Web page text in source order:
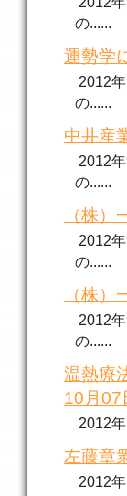
の......
運勢学
2012
の......
中井産
2012
の......
（株
2012
の......
（株
2012
の......
温熱療
10月07
2012
左藤章
2012